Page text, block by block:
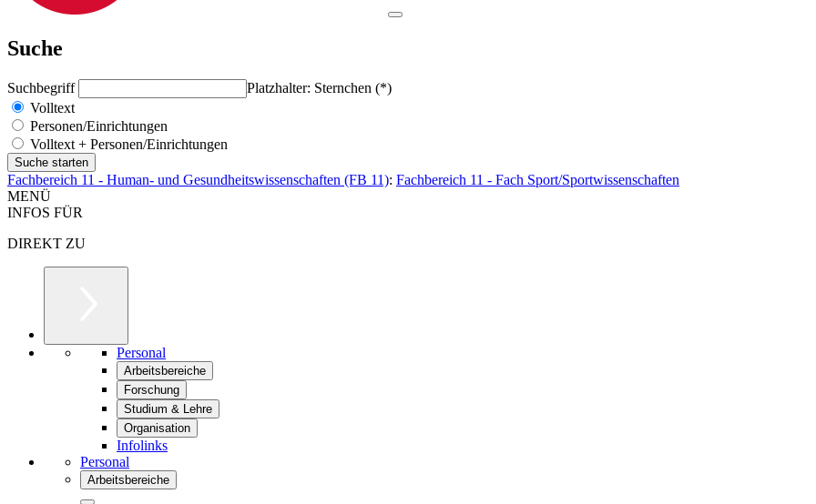
Suche
Suchbegriff
Platzhalter: Sternchen (*)
Volltext
Personen/Einrichtungen
Volltext + Personen/Einrichtungen
Fachbereich 11 - Human- und Gesundheitswissenschaften (FB 11): Fachbereich 11 - Fach Sport/Sportwissenschaften
MENÜ
INFOS FÜR
DIREKT ZU
Personal
Arbeitsbereiche
Forschung
Studium & Lehre
Organisation
Infolinks
Personal
Arbeitsbereiche